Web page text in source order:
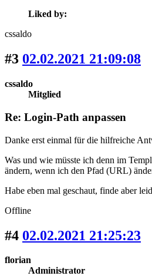
Liked by:
cssaldo
#3 02.02.2021 21:09:08
cssaldo
Mitglied
Re: Login-Path anpassen
Danke erst einmal für die hilfreiche
Was und wie müsste ich denn im
ändern, wenn ich den Pfad (URL)
Habe eben mal geschaut, finde aber
Offline
#4 02.02.2021 21:25:23
florian
Administrator